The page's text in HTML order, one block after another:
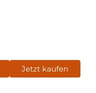
Jetzt kaufen